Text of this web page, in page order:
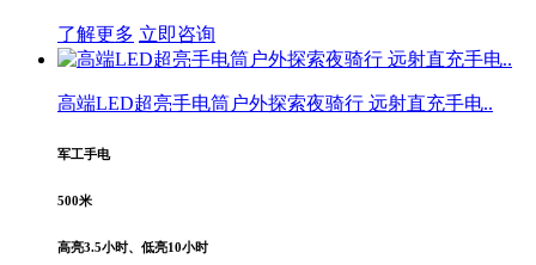
了解更多 立即咨询
高端LED超亮手电筒户外探索夜骑行 远射直充手电..
军工手电
500米
高亮3.5小时、低亮10小时